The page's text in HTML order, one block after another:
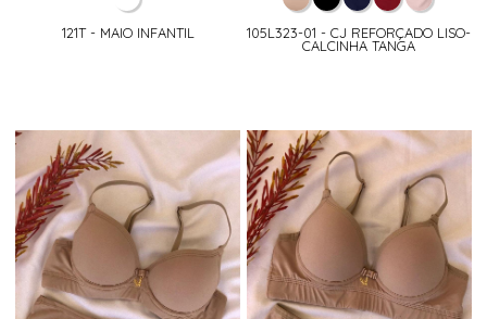
121T - MAIO INFANTIL 105L323-01 - CJ REFORÇADO LISO-
CALCINHA TANGA